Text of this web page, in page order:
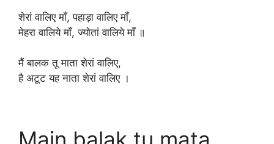
शेरां वालिए माँ, पहाड़ा वालिए माँ,
मेहरा वालिये माँ, ज्योतां वालिये माँ ॥
मैं बालक तू माता शेरां वालिए,
है अटूट यह नाता शेरां वालिए ।